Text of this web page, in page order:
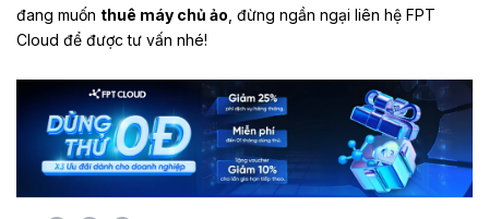
đang muốn thuê máy chủ ảo , đừng ngần ngại liên hệ FPT
Cloud để được tư vấn nhé!